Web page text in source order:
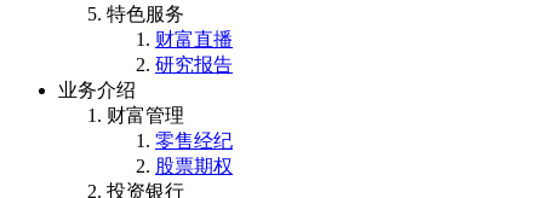
特色服务
财富直播
研究报告
业务介绍
财富管理
零售经纪
股票期权
投资银行